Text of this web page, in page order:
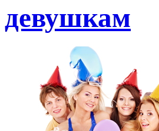
девушкам